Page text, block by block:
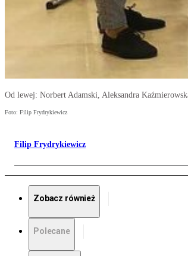
Od lewej: Norbert Adamski, Aleksandra
Foto: Filip Frydrykiewicz
Filip Frydrykiewicz
Zobacz również
Polecane